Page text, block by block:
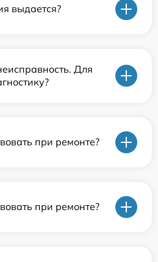
выдается?
Для
при ремонте?
при ремонте?